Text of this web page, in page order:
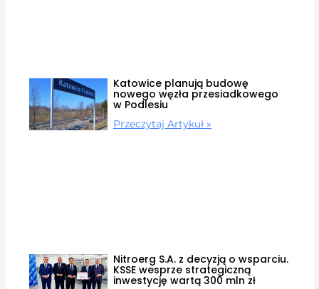
Katowice planują budowę
nowego węzła przesiadkowego
w Podlesiu
Przeczytaj Artykuł »
Nitroerg S.A. z decyzją o wsparciu.
KSSE wesprze strategiczną
inwestycję wartą 300 mln zł